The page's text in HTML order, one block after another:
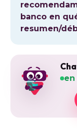
banco en
resumen/
en